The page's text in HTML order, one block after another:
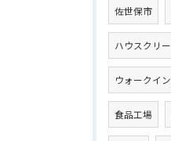
佐世保市
ハウスクリ
ウォークイ
食品工場